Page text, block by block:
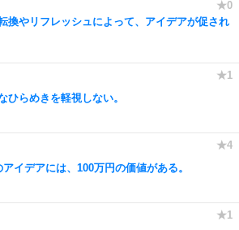
換やリフレッシュによって、アイデアが促され
ひらめきを軽視しない。
アイデアには、100万円の価値がある。